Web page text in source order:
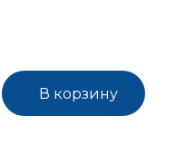
В корзину